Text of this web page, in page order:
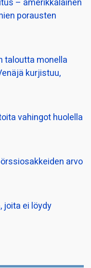
– amerikkalainen
porausten
taloutta monella
kurjistuu,
vahingot huolella
arvo
joita ei löydy